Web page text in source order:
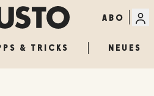
ABO
& TRICKS NEUES